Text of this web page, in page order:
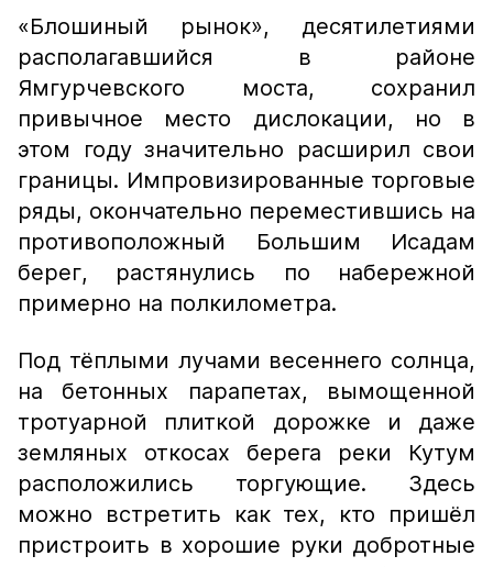
«Блошиный рынок», десятилетиями
располагавшийся в районе
Ямгурчевского моста, сохранил
привычное место дислокации, но в
этом году значительно расширил свои
границы. Импровизированные торговые
ряды, окончательно переместившись на
противоположный Большим Исадам
берег, растянулись по набережной
примерно на полкилометра.
Под тёплыми лучами весеннего солнца,
на бетонных парапетах, вымощенной
тротуарной плиткой дорожке и даже
земляных откосах берега реки Кутум
расположились торгующие. Здесь
можно встретить как тех, кто пришёл
пристроить в хорошие руки добротные